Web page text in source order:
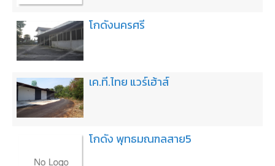
โกดังนครศรี
เค.ที.ไทย แวร์เฮ้าส์
โกดัง พุทธมณฑลสาย5